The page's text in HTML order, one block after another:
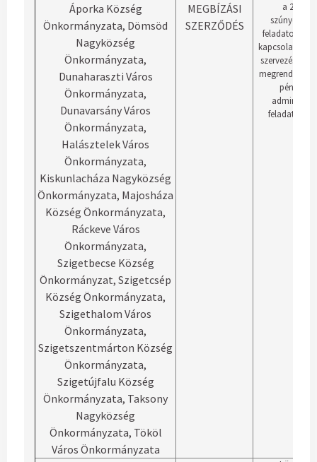
Áporka Község
Önkormányzata, Dömsöd
Nagyközség
Önkormányzata,
Dunaharaszti Város
Önkormányzata,
Dunavarsány Város
Önkormányzata,
Halásztelek Város
Önkormányzata,
Kiskunlacháza Nagyközség
Önkormányzata, Majosháza
Község Önkormányzata,
Ráckeve Város
Önkormányzata,
Szigetbecse Község
Önkormányzat, Szigetcsép
Község Önkormányzata,
Szigethalom Város
Önkormányzata,
Szigetszentmárton Község
Önkormányzata,
Szigetújfalu Község
Önkormányzata, Taksony
Nagyközség
Önkormányzata, Tököl
Város Önkormányzata
MEGBÍZÁSI
SZERZŐDÉS
a 2024.
feladatok
kapcsolatos
szervezési,
megrendelői,
pénzügyi
feladatok